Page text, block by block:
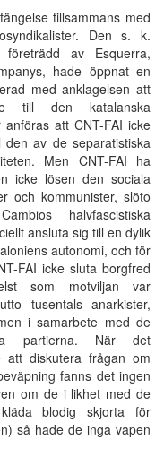
tillsammans med
Den s. k.
av Esquerra,
hade öppnat en
med anklagelsen att
till den katalanska
att CNT-FAI icke
av de separatistiska
Men CNT-FAI ha
icke lösen den sociala
och kommunister, slöto
halvfascistiska
ansluta sig till en dylik
autonomi, och för
FAI icke sluta borgfred
som motviljan var
tusentals anarkister,
i samarbete med de
partierna. När det
att diskutera frågan om
fanns det ingen
om de i likhet med de
blodig skjorta för
så hade de inga vapen